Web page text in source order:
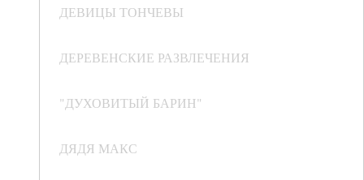
ДЕВИЦЫ ТОНЧЕВЫ
ДЕРЕВЕНСКИЕ РАЗВЛЕЧЕНИЯ
"ДУХОВИТЫЙ БАРИН"
ДЯДЯ МАКС